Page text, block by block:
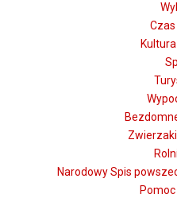
Narodowy Spis